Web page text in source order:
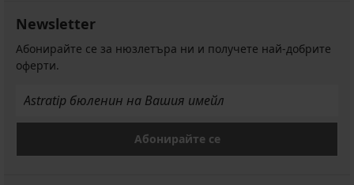
Newsletter
Абонирайте се за нюзлетъра ни и получете най-добрите
оферти.
Абонирайте се